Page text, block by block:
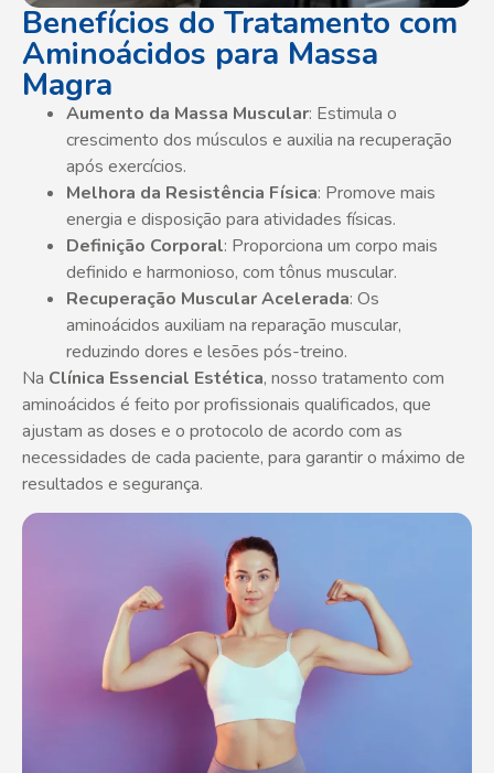
Benefícios do Tratamento com
Aminoácidos para Massa
Magra
Aumento da Massa Muscular: Estimula o
crescimento dos músculos e auxilia na recuperação
após exercícios.
Melhora da Resistência Física: Promove mais
energia e disposição para atividades físicas.
Definição Corporal: Proporciona um corpo mais
definido e harmonioso, com tônus muscular.
Recuperação Muscular Acelerada: Os
aminoácidos auxiliam na reparação muscular,
reduzindo dores e lesões pós-treino.
Na Clínica Essencial Estética, nosso tratamento com
aminoácidos é feito por profissionais qualificados, que
ajustam as doses e o protocolo de acordo com as
necessidades de cada paciente, para garantir o máximo de
resultados e segurança.